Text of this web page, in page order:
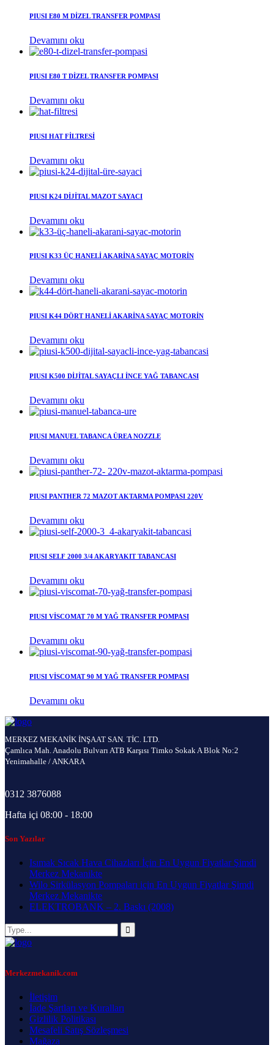
PIUSI E80 M DİZEL TRANSFER POMPASI
Devamını oku
PIUSI E80 T DİZEL TRANSFER POMPASI
Devamını oku
PIUSI HAT FİLTRESİ
Devamını oku
PIUSI K24 DİJİTAL MAZOT SAYACI
Devamını oku
PIUSI K33 ÜÇ HANELİ AKARİNA SAYAÇ MOTORİN
Devamını oku
PIUSI K44 DÖRT HANELİ AKARİNA SAYAÇ MOTORİN
Devamını oku
PIUSI K500 DİJİTAL SAYAÇLI İNCE YAĞ TABANCASI
Devamını oku
PIUSI MANUEL TABANCA ÜREA NOZZLE
Devamını oku
PIUSI PANTHER 72 MAZOT AKTARMA POMPASI 220V
Devamını oku
PIUSI SELF 2000 3/4 AKARYAKIT TABANCASI
Devamını oku
PIUSI VİSCOMAT 70 M YAĞ TRANSFER POMPASI
Devamını oku
PIUSI VİSCOMAT 90 M YAĞ TRANSFER POMPASI
Devamını oku
MERKEZ MEKANİK İNŞAAT SAN. TİC. LTD.
Çamlıca Mah. Anadolu Bulvarı ATB Karşısı Timko Sokak A Blok No:2
Yenimahalle / ANKARA
0312 3876088
Hafta içi 08:00 - 18:00
Son Yazılar
Isımak Sıcak Hava Cihazları İçin En Uygun Fiyatlar Şimdi
Merkez Mekanikte
Wilo Sirkülasyon Pompaları için En Uygun Fiyatlar Şimdi
Merkez Mekanikte
ELEKTROBANK – 2. Baskı (2008)
Merkezmekanik.com
İletişim
İade Şartları ve Kuralları
Gizlilik Politikası
Mesafeli Satış Sözleşmesi
Mağaza